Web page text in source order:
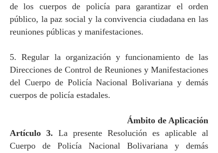
de los cuerpos de policía para garantizar el orden
público, la paz social y la convivencia ciudadana en las
reuniones públicas y manifestaciones.
5. Regular la organización y funcionamiento de las
Direcciones de Control de Reuniones y Manifestaciones
del Cuerpo de Policía Nacional Bolivariana y demás
cuerpos de policía estadales.
Ámbito de Aplicación
Artículo 3. La presente Resolución es aplicable al
Cuerpo de Policía Nacional Bolivariana y demás